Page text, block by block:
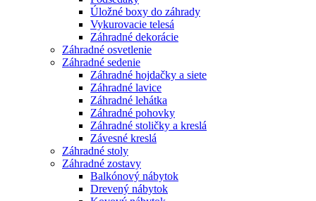
Úložné boxy do záhrady
Vykurovacie telesá
Záhradné dekorácie
Záhradné osvetlenie
Záhradné sedenie
Záhradné hojdačky a siete
Záhradné lavice
Záhradné lehátka
Záhradné pohovky
Záhradné stoličky a kreslá
Závesné kreslá
Záhradné stoly
Záhradné zostavy
Balkónový nábytok
Drevený nábytok